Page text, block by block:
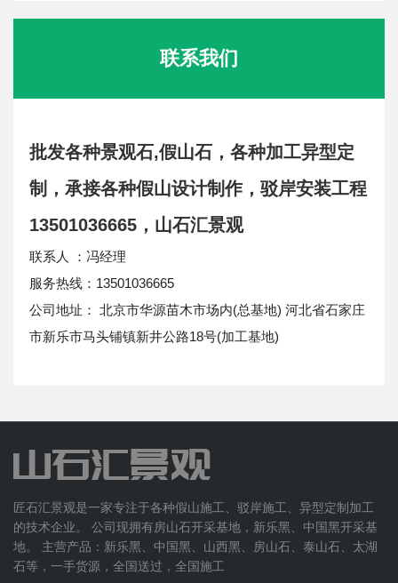
联系我们
批发各种景观石,假山石，各种加工异型定
制，承接各种假山设计制作，驳岸安装工程
13501036665，山石汇景观
联系人 ：冯经理
服务热线：13501036665
公司地址： 北京市华源苗木市场内(总基地) 河北省石家庄
市新乐市马头铺镇新井公路18号(加工基地)
匠石汇景观是一家专注于各种假山施工、驳岸施工、异型定制加工
的技术企业。 公司现拥有房山石开采基地，新乐黑、中国黑开采基
地。 主营产品：新乐黑、中国黑、山西黑、房山石、泰山石、太湖
石等，一手货源，全国送过，全国施工